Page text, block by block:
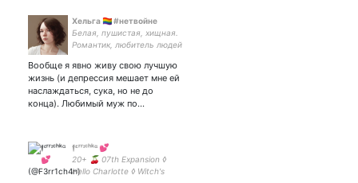
Хельга 🏳️‍🌈 #нетвойне
Белая, пушистая, хищная.
Романтик, любитель людей
Котоматерь. I intend to live
happily ever after. (с)
Вообще я явно живу свою лучшую
жизнь (и депрессия мешает мне ей
наслаждаться, сука, но не до
конца). Любимый муж по…
𝖋ᵋʳʳᶦᶜʰᵏᵅ 💕
20+ 🍒 07th Expansion ◊
Hello Charlotte ◊ Witch's